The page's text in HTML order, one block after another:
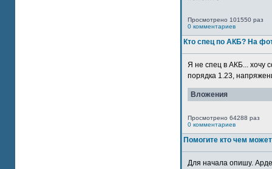
Просмотрено 101550 раз
0 комментариев
Кто спец по АКБ? На
Я не спец в АКБ... хочу
порядка 1.23,
Вложения
Просмотрено 64288 раз
0 комментариев
Помогите кто чем может
Для начала опишу.